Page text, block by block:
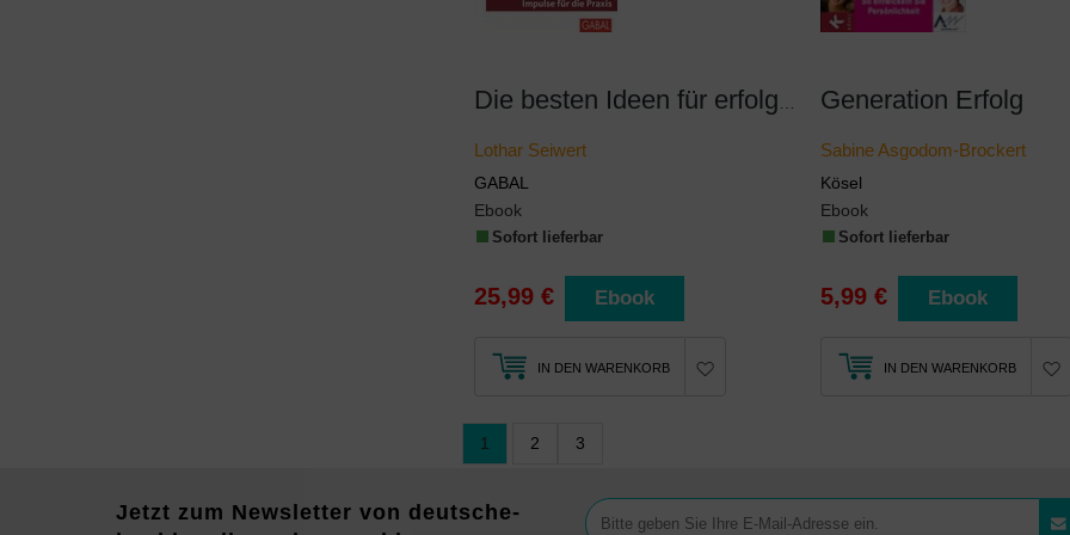
Lothar Seiwert
GABAL
Ebook
Sofort lieferbar
25,99 € Ebook
IN DEN WARENKORB
Generation Erfolg
Sabine Asgodom-Brockert
Kösel
Ebook
Sofort lieferbar
5,99 € Ebook
IN DEN WARENKORB
1 2 3
Jetzt zum Newsletter von deutsche-